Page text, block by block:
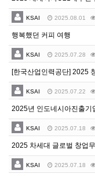
KSAI 2025.08.01
행복했던 커피 여행
KSAI 2025.07.28
KSAI 2025.07.22
2025년 인도네시아진출기
KSAI 2025.07.18
KSAI 2025.07.18